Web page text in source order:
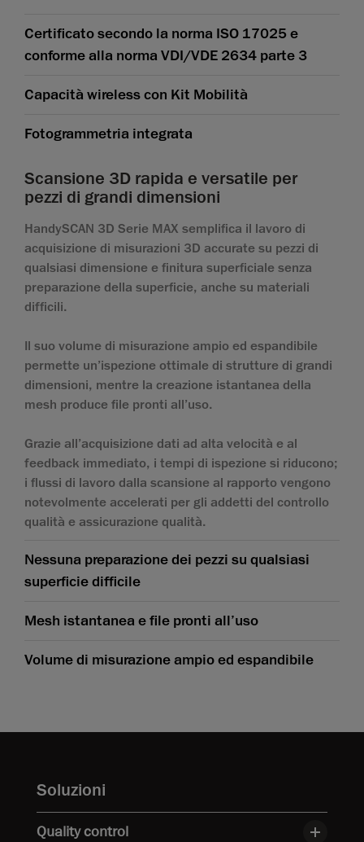
Certificato secondo la norma ISO 17025 e
conforme alla norma VDI/VDE 2634 parte 3
Capacità wireless con Kit Mobilità
Fotogrammetria integrata
Scansione 3D rapida e versatile per
pezzi di grandi dimensioni
HandySCAN 3D Serie MAX semplifica il lavoro di
acquisizione di misurazioni 3D accurate su pezzi di
qualsiasi dimensione e finitura superficiale senza
preparazione della superficie, anche su materiali
difficili.
Il suo volume di misurazione ampio ed espandibile
permette un’ispezione ottimale di strutture di grandi
dimensioni, mentre la creazione istantanea della
mesh produce file pronti all’uso.
Grazie all’acquisizione dati ad alta velocità e al
feedback immediato, i tempi di ispezione si riducono;
i flussi di lavoro dalla scansione al rapporto vengono
notevolmente accelerati per gli addetti del controllo
qualità e assicurazione qualità.
Nessuna preparazione dei pezzi su qualsiasi
superficie difficile
Mesh istantanea e file pronti all’uso
Volume di misurazione ampio ed espandibile
Soluzioni
Quality control